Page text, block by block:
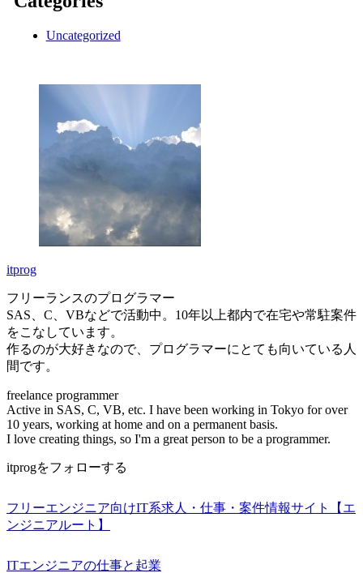
Uncategorized
itprog
フリーランスのプログラマー
SAS、C、VBなどで活動中。10年以上都内で在宅や常駐案件
をこなしています。
作るのが大好きなので、プログラマーにとても向いている人
間です。
freelance programmer
Active in SAS, C, VB, etc. I have been working in Tokyo for over
10 years, working at home and on a permanent basis.
I love creating things, so I'm a great person to be a programmer.
itprogをフォローする
フリーエンジニア向けIT系求人・仕事・案件情報サイト【エ
ンジニアルート】
ITエンジニアの仕事と起業